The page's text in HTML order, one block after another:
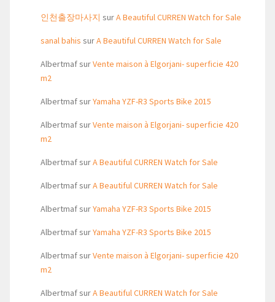
인천출장마사지 surA Beautiful CURREN Watch for Sale
sanal bahis surA Beautiful CURREN Watch for Sale
AlbertmafsurVente maison à Elgorjani- superficie 420
m2
AlbertmafsurYamaha YZF-R3 Sports Bike 2015
AlbertmafsurVente maison à Elgorjani- superficie 420
m2
AlbertmafsurA Beautiful CURREN Watch for Sale
AlbertmafsurA Beautiful CURREN Watch for Sale
AlbertmafsurYamaha YZF-R3 Sports Bike 2015
AlbertmafsurYamaha YZF-R3 Sports Bike 2015
AlbertmafsurVente maison à Elgorjani- superficie 420
m2
AlbertmafsurA Beautiful CURREN Watch for Sale